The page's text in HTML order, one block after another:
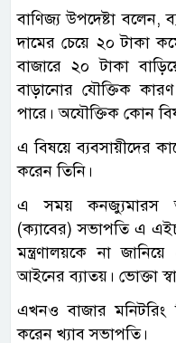
বাণিজ্য উপদেষ্টা বলেন,
দামের চেয়ে ২০ টাকা
বাজারে ২০ টাকা
বাড়ানোর যৌক্তিক
পারে। অযৌক্তিক কোন
এ বিষয়ে ব্যবসায়ীদের
করেন তিনি।
এ সময় কনজ্যুমারস
(ক্যাবের) সভাপতি এ
মন্ত্রণালয়কে না
আইনের ব্যাতয়। ভোক্তা
এখনও বাজার মনিটরিং
করেন খ্যাব সভাপতি।